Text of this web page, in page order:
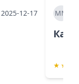
2025-12-17 ММ
★ ★